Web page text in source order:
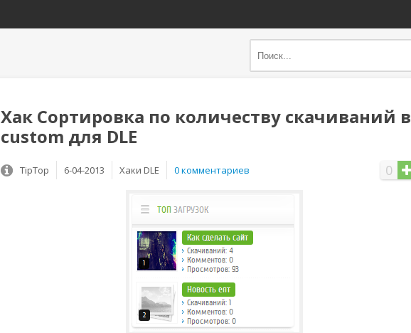
Хак Сортировка по количеству скачиваний в
custom для DLE
0
TipTop 6-04-2013 Хаки DLE 0 комментариев